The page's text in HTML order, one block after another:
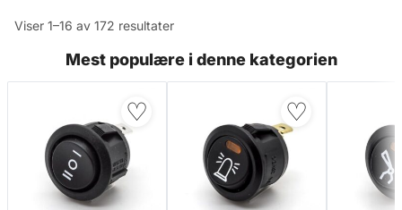
Viser 1–16 av 172 resultater
Mest populære i denne kategorien
♡ ♡